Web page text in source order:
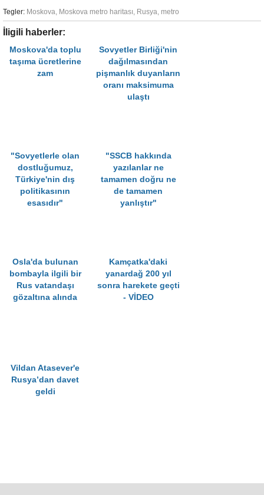
Tegler: Moskova, Moskova metro haritası, Rusya, metro
İligili haberler:
Moskova'da toplu
taşıma ücretlerine
zam
Sovyetler Birliği'nin
dağılmasından
pişmanlık duyanların
oranı maksimuma
ulaştı
"Sovyetlerle olan
dostluğumuz,
Türkiye'nin dış
politikasının
esasıdır"
"SSCB hakkında
yazılanlar ne
tamamen doğru ne
de tamamen
yanlıştır"
Osla'da bulunan
bombayla ilgili bir
Rus vatandaşı
gözaltına alında
Kamçatka'daki
yanardağ 200 yıl
sonra harekete geçti
- VİDEO
Vildan Atasever'e
Rusya’dan davet
geldi